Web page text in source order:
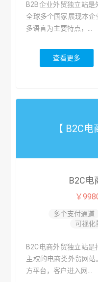
B2B企业外贸独立站
全球多个国家展现本企
多语言为主要特点，...
查看更多
【 B2C电
B2C电
￥
多个支付通道
可视化
B2C电商外贸独立站
主权的电商类外贸网
方平台，客户进入网...